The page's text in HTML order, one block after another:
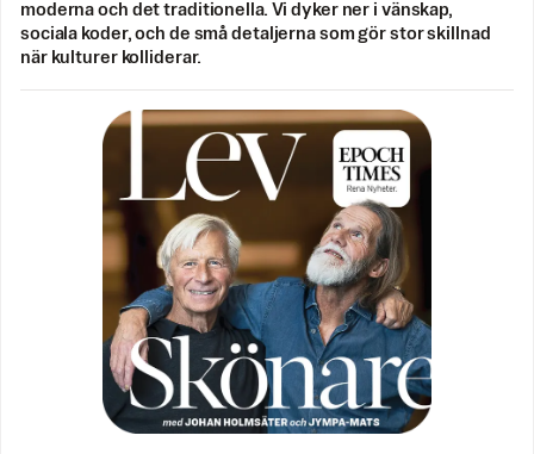
moderna och det traditionella. Vi dyker ner i vänskap,
sociala koder, och de små detaljerna som gör stor skillnad
när kulturer kolliderar.